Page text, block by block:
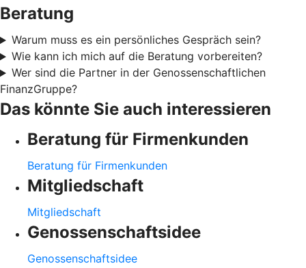
Beratung
Warum muss es ein persönliches Gespräch sein?
Wie kann ich mich auf die Beratung vorbereiten?
Wer sind die Partner in der Genossenschaftlichen
FinanzGruppe?
Das könnte Sie auch interessieren
Beratung für Firmenkunden
Beratung für Firmenkunden
Mitgliedschaft
Mitgliedschaft
Genossenschaftsidee
Genossenschaftsidee